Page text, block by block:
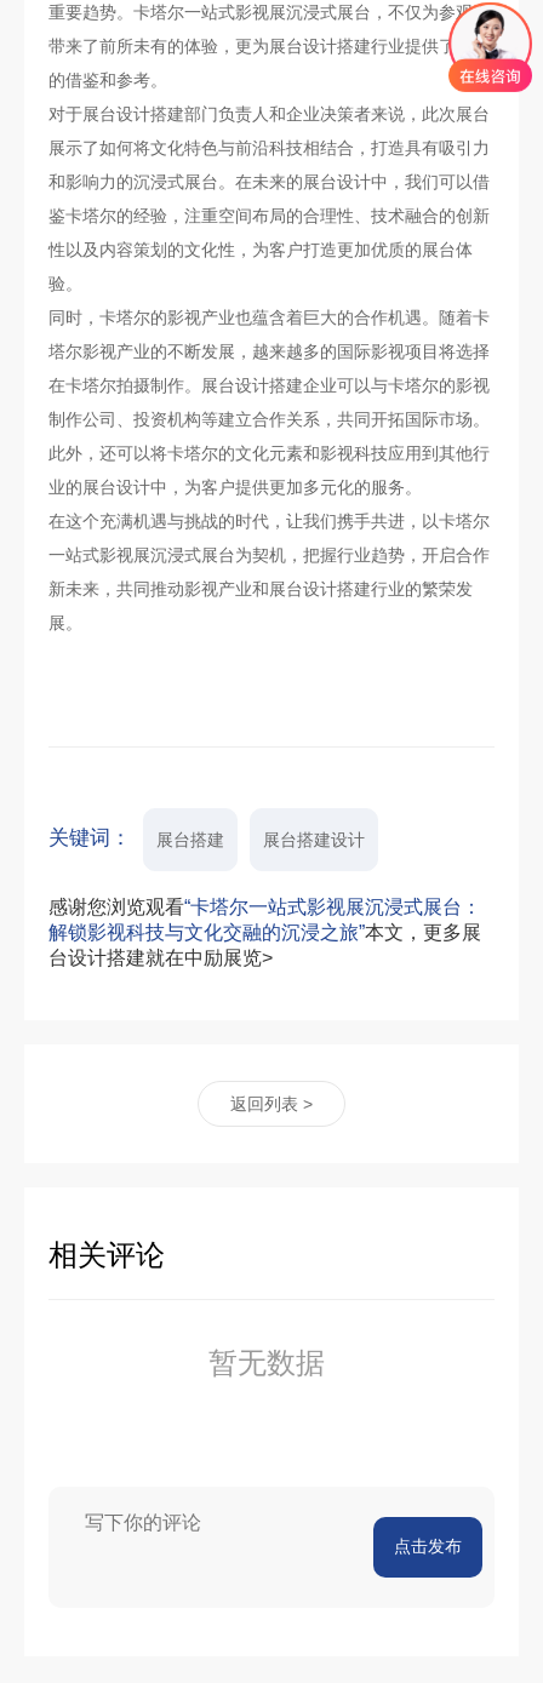
重要趋势。卡塔尔一站式影视展沉浸式展台，不仅为参观者
带来了前所未有的体验，更为展台设计搭建行业提供了宝贵
的借鉴和参考。
对于展台设计搭建部门负责人和企业决策者来说，此次展台
展示了如何将文化特色与前沿科技相结合，打造具有吸引力
和影响力的沉浸式展台。在未来的展台设计中，我们可以借
鉴卡塔尔的经验，注重空间布局的合理性、技术融合的创新
性以及内容策划的文化性，为客户打造更加优质的展台体
验。
同时，卡塔尔的影视产业也蕴含着巨大的合作机遇。随着卡
塔尔影视产业的不断发展，越来越多的国际影视项目将选择
在卡塔尔拍摄制作。展台设计搭建企业可以与卡塔尔的影视
制作公司、投资机构等建立合作关系，共同开拓国际市场。
此外，还可以将卡塔尔的文化元素和影视科技应用到其他行
业的展台设计中，为客户提供更加多元化的服务。
在这个充满机遇与挑战的时代，让我们携手共进，以卡塔尔
一站式影视展沉浸式展台为契机，把握行业趋势，开启合作
新未来，共同推动影视产业和展台设计搭建行业的繁荣发
展。
关键词： 展台搭建 展台搭建设计
感谢您浏览观看“卡塔尔一站式影视展沉浸式展台：
解锁影视科技与文化交融的沉浸之旅”本文，更多展
台设计搭建就在中励展览>
返回列表 >
相关评论
暂无数据
点击发布